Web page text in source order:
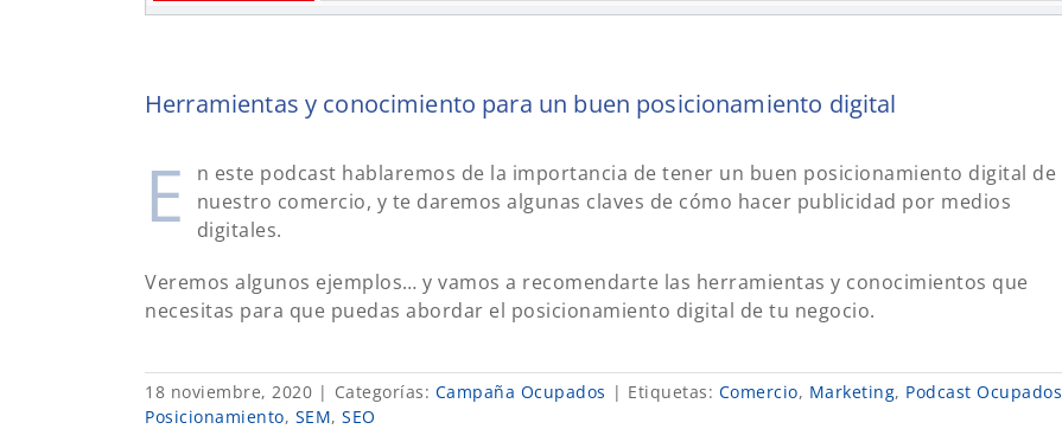
Herramientas y conocimiento para un buen posicionamiento digital
E
n este podcast hablaremos de la importancia de tener un buen posicionamiento digital de
nuestro comercio, y te daremos algunas claves de cómo hacer publicidad por medios
digitales.
Veremos algunos ejemplos… y vamos a recomendarte las herramientas y conocimientos que
necesitas para que puedas abordar el posicionamiento digital de tu negocio.
18 noviembre, 2020 | Categorías: Campaña Ocupados | Etiquetas: Comercio, Marketing, Podcast Ocupados
Posicionamiento, SEM, SEO